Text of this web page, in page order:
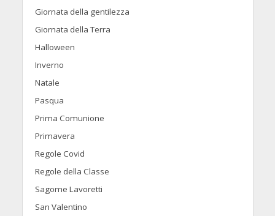
Giornata della gentilezza
Giornata della Terra
Halloween
Inverno
Natale
Pasqua
Prima Comunione
Primavera
Regole Covid
Regole della Classe
Sagome Lavoretti
San Valentino